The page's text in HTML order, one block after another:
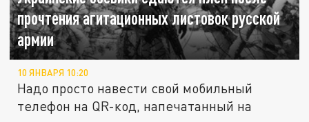
прочтения агитационных листовок русской
армии
10 ЯНВАРЯ 10:20
Надо просто навести свой мобильный
телефон на QR-код, напечатанный на